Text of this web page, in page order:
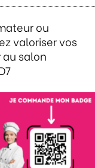
ou
valoriser vos
salon